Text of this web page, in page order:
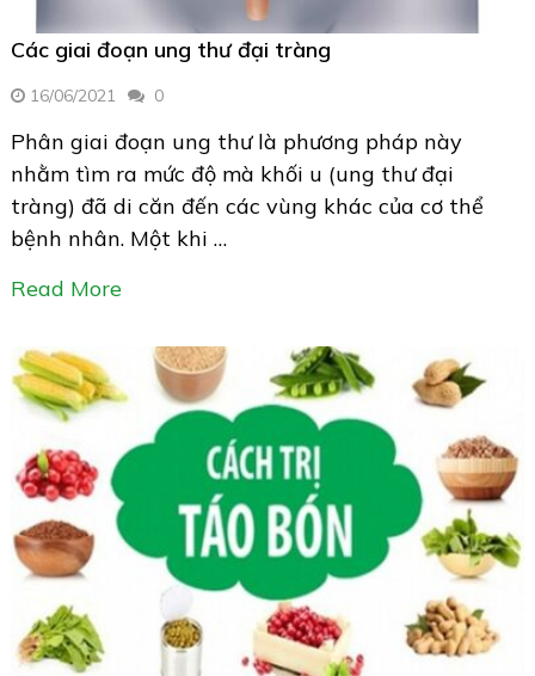
Các giai đoạn ung thư đại tràng
16/06/2021 0
Phân giai đoạn ung thư là phương pháp này
nhằm tìm ra mức độ mà khối u (ung thư đại
tràng) đã di căn đến các vùng khác của cơ thể
bệnh nhân. Một khi …
Read More